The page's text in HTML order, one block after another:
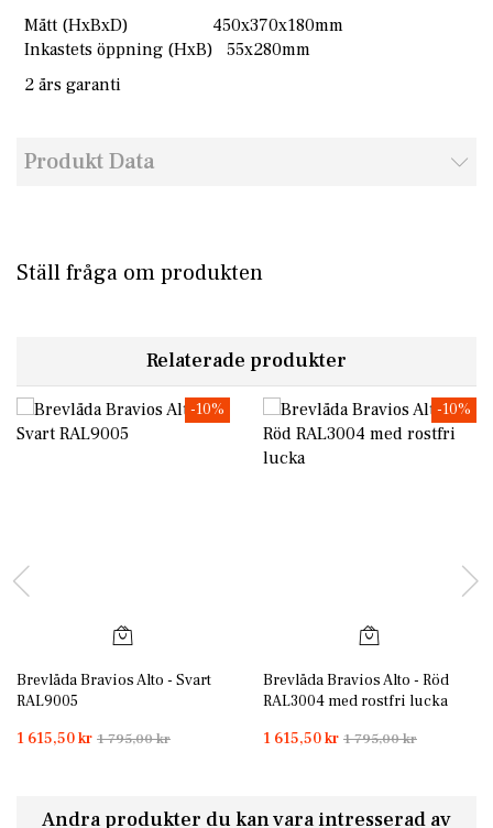
Mått (HxBxD) 450x370x180mm
Inkastets öppning (HxB) 55x280mm
2 års garanti
Produkt Data
Ställ fråga om produkten
Relaterade produkter
-10%
Brevlåda Bravios Alto - Svart
RAL9005
1 615,50 kr 1 795,00 kr
-10%
Brevlåda Bravios Alto - Röd
RAL3004 med rostfri lucka
1 615,50 kr 1 795,00 kr
Andra produkter du kan vara intresserad av